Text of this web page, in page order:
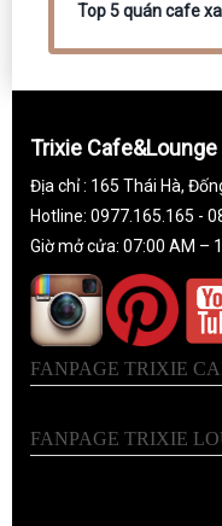
Top 5 quán cafe
Trixie Cafe&Lounge
Địa chỉ : 165 Thái Hà,
Hotline: 0977.165.165 -
Giờ mở cửa: 07:00 AM –
FANPAGE TRIXIE
FANPAGE TRIXIE